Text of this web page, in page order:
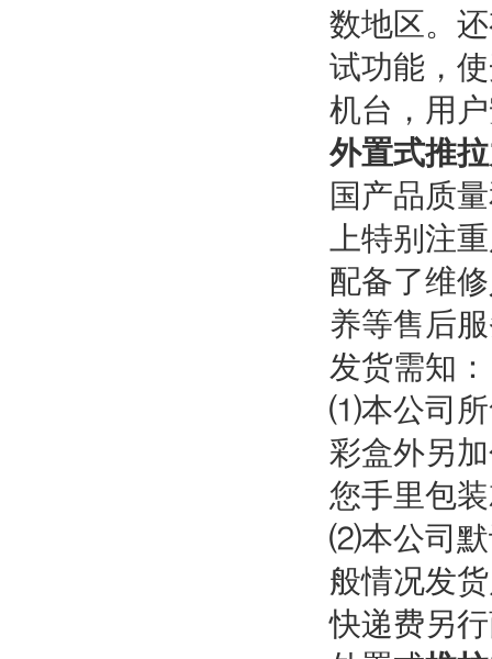
数地区。
试功能，
机台，用
外置式推
国产品质
上特别注
配备了维
养等售后
发货需知
⑴本公司所
彩盒外另
您手里包
⑵本公司默
般情况发
快递费另